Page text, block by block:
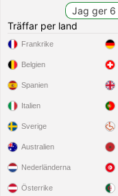
Träffar per land
Frankrike
Belgien
Spanien
Italien
Sverige
Australien
Nederländerna
Österrike